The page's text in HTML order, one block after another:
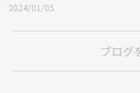
2024/01/05
ブログ